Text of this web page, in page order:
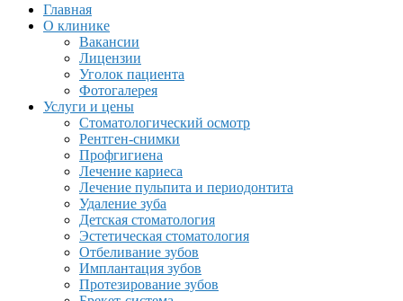
Главная
О клинике
Вакансии
Лицензии
Уголок пациента
Фотогалерея
Услуги и цены
Стоматологический осмотр
Рентген-снимки
Профгигиена
Лечение кариеса
Лечение пульпита и периодонтита
Удаление зуба
Детская стоматология
Эстетическая стоматология
Отбеливание зубов
Имплантация зубов
Протезирование зубов